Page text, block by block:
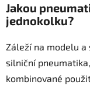
Jakou
jednokolku?
Záleží na modelu
silniční
kombinované